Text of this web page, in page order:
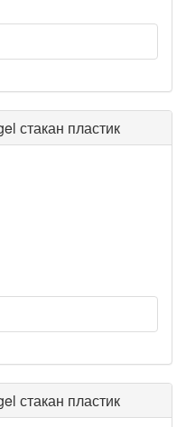
стакан пластик
стакан пластик